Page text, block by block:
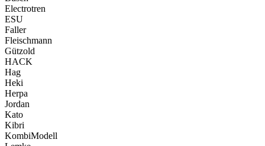
Electrotren
ESU
Faller
Fleischmann
Gützold
HACK
Hag
Heki
Herpa
Jordan
Kato
Kibri
KombiModell